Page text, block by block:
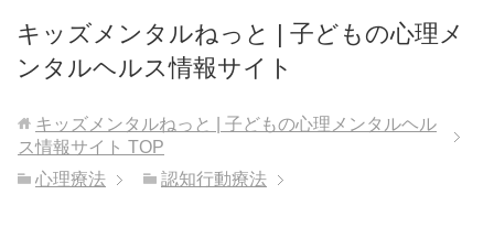
キッズメンタルねっと | 子どもの心理メ
ンタルヘルス情報サイト
キッズメンタルねっと | 子どもの心理メンタルヘル
ス情報サイト TOP
心理療法
認知行動療法